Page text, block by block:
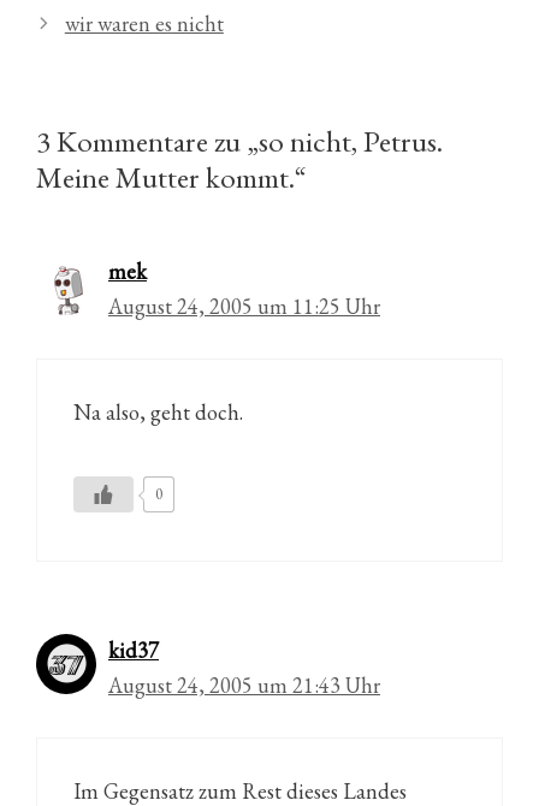
wir waren es nicht
3 Kommentare zu „so nicht, Petrus.
Meine Mutter kommt.“
mek
August 24, 2005 um 11:25 Uhr
Na also, geht doch.
0
kid37
August 24, 2005 um 21:43 Uhr
Im Gegensatz zum Rest dieses Landes